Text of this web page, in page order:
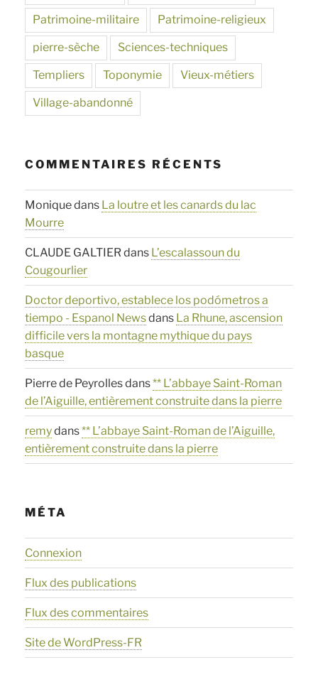
Patrimoine-militaire Patrimoine-religieux
pierre-sèche Sciences-techniques
Templiers Toponymie Vieux-métiers
Village-abandonné
COMMENTAIRES RÉCENTS
Moniquedans La loutre et les canards du lac
Mourre
CLAUDE GALTIERdans L’escalassoun du
Cougourlier
Doctor deportivo, establece los podómetros a
tiempo - Espanol Newsdans La Rhune, ascension
difficile vers la montagne mythique du pays
basque
Pierre de Peyrollesdans** L’abbaye Saint-Roman
de l’Aiguille, entièrement construite dans la pierre
remydans** L’abbaye Saint-Roman de l’Aiguille,
entièrement construite dans la pierre
MÉTA
Connexion
Flux des publications
Flux des commentaires
Site de WordPress-FR